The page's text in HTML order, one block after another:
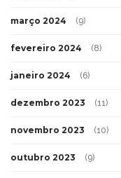
março 2024 (9)
fevereiro 2024 (8)
janeiro 2024 (6)
dezembro 2023 (11)
novembro 2023 (10)
outubro 2023 (9)